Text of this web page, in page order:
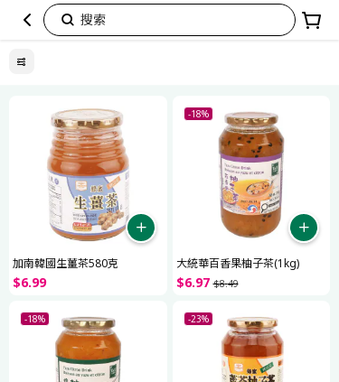
搜索
Honey
加南韓國生薑茶580克
$6.99
-18%
大統華百香果柚子茶(1kg)
$6.97 $8.49
-18% -23%